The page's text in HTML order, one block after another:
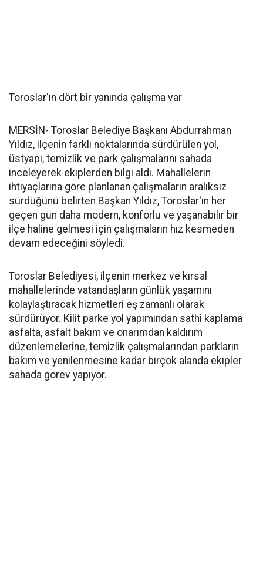
Toroslar'ın dört bir yanında çalışma var
MERSİN- Toroslar Belediye Başkanı Abdurrahman
Yıldız, ilçenin farklı noktalarında sürdürülen yol,
üstyapı, temizlik ve park çalışmalarını sahada
inceleyerek ekiplerden bilgi aldı. Mahallelerin
ihtiyaçlarına göre planlanan çalışmaların aralıksız
sürdüğünü belirten Başkan Yıldız, Toroslar'ın her
geçen gün daha modern, konforlu ve yaşanabilir bir
ilçe haline gelmesi için çalışmaların hız kesmeden
devam edeceğini söyledi.
Toroslar Belediyesi, ilçenin merkez ve kırsal
mahallelerinde vatandaşların günlük yaşamını
kolaylaştıracak hizmetleri eş zamanlı olarak
sürdürüyor. Kilit parke yol yapımından sathi kaplama
asfalta, asfalt bakım ve onarımdan kaldırım
düzenlemelerine, temizlik çalışmalarından parkların
bakım ve yenilenmesine kadar birçok alanda ekipler
sahada görev yapıyor.